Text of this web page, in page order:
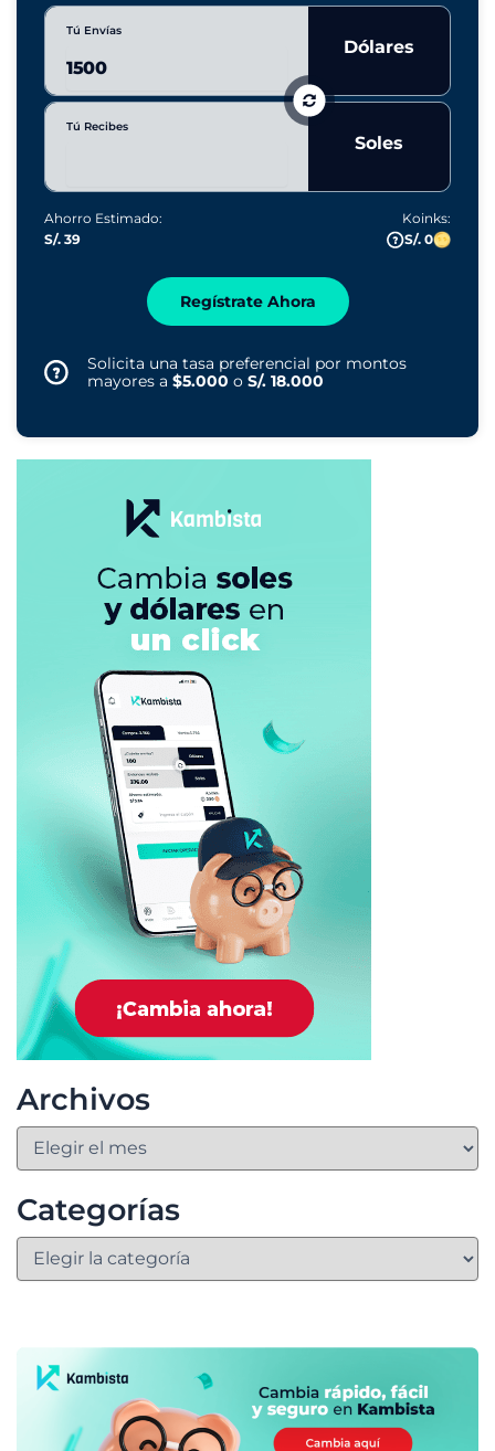
Tú Envías
Dólares
Tú Recibes
Soles
Ahorro Estimado:
S/. 39
Koinks:
S/. 0
Regístrate Ahora
Solicita una tasa preferencial por montos
mayores a$5.000 oS/. 18.000
Archivos
Categorías